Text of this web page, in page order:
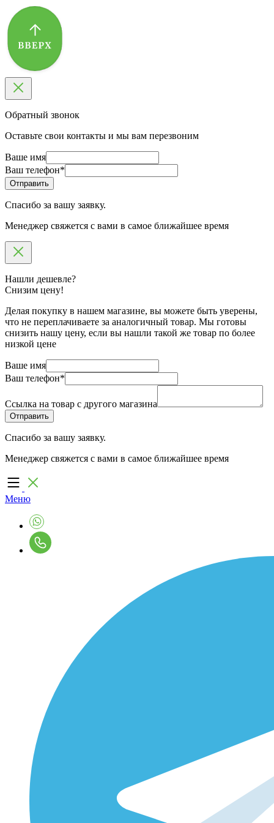
Обратный звонок
Оставьте свои контакты и мы вам перезвоним
Ваше имя
Ваш телефон*
Спасибо за вашу заявку.
Менеджер свяжется с вами в самое ближайшее время
Нашли дешевле?
Снизим цену!
Делая покупку в нашем магазине, вы можете быть уверены,
что не переплачиваете за аналогичный товар. Мы готовы
снизить нашу цену, если вы нашли такой же товар по более
низкой цене
Ваше имя
Ваш телефон*
Ссылка на товар с другого магазина
Спасибо за вашу заявку.
Менеджер свяжется с вами в самое ближайшее время
Меню